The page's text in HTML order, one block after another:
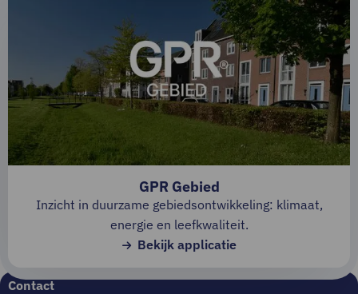
GPR Gebied
Inzicht in duurzame gebiedsontwikkeling: klimaat,
energie en leefkwaliteit.
Bekijk applicatie
Contact